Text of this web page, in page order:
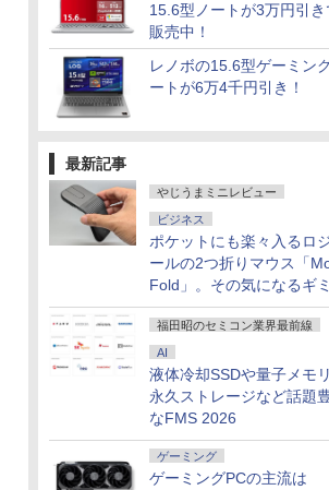
15.6型ノートが3万円引き
販売中！
レノボの15.6型ゲーミン
ートが6万4千円引き！
最新記事
やじうまミニレビュー
ビジネス
ポケットにも楽々入るロ
ールの2つ折りマウス「
Fold」。その気になるギミ
クとは？
福田昭のセミコン業界最前線
AI
液体冷却SSDや量子メモリ
永久ストレージなど話題
なFMS 2026
ゲーミング
ゲーミングPCの主流は